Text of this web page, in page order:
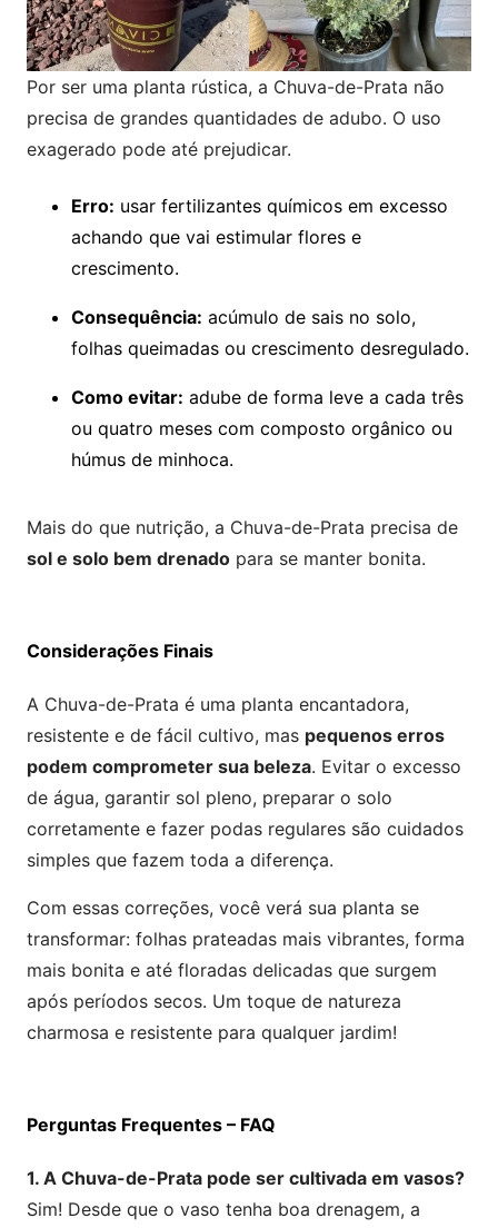
Por ser uma planta rústica, a Chuva-de-Prata não
precisa de grandes quantidades de adubo. O uso
exagerado pode até prejudicar.
Erro: usar fertilizantes químicos em excesso
achando que vai estimular flores e
crescimento.
Consequência: acúmulo de sais no solo,
folhas queimadas ou crescimento desregulado.
Como evitar: adube de forma leve a cada três
ou quatro meses com composto orgânico ou
húmus de minhoca.
Mais do que nutrição, a Chuva-de-Prata precisa de
sol e solo bem drenado para se manter bonita.
Considerações Finais
A Chuva-de-Prata é uma planta encantadora,
resistente e de fácil cultivo, mas pequenos erros
podem comprometer sua beleza. Evitar o excesso
de água, garantir sol pleno, preparar o solo
corretamente e fazer podas regulares são cuidados
simples que fazem toda a diferença.
Com essas correções, você verá sua planta se
transformar: folhas prateadas mais vibrantes, forma
mais bonita e até floradas delicadas que surgem
após períodos secos. Um toque de natureza
charmosa e resistente para qualquer jardim!
Perguntas Frequentes – FAQ
1. A Chuva-de-Prata pode ser cultivada em vasos?
Sim! Desde que o vaso tenha boa drenagem, a